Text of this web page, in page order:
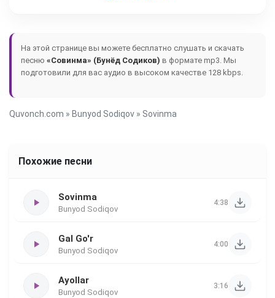
На этой странице вы можете бесплатно слушать и скачать
песню «Совинма» (Бунёд Содиков) в формате mp3. Мы
подготовили для вас аудио в высоком качестве 128 kbps.
Quvonch.com » Bunyod Sodiqov » Sovinma
Похожие песни
Sovinma
Bunyod Sodiqov
4:38
Gal Go'r
Bunyod Sodiqov
4:00
Ayollar
Bunyod Sodiqov
3:16